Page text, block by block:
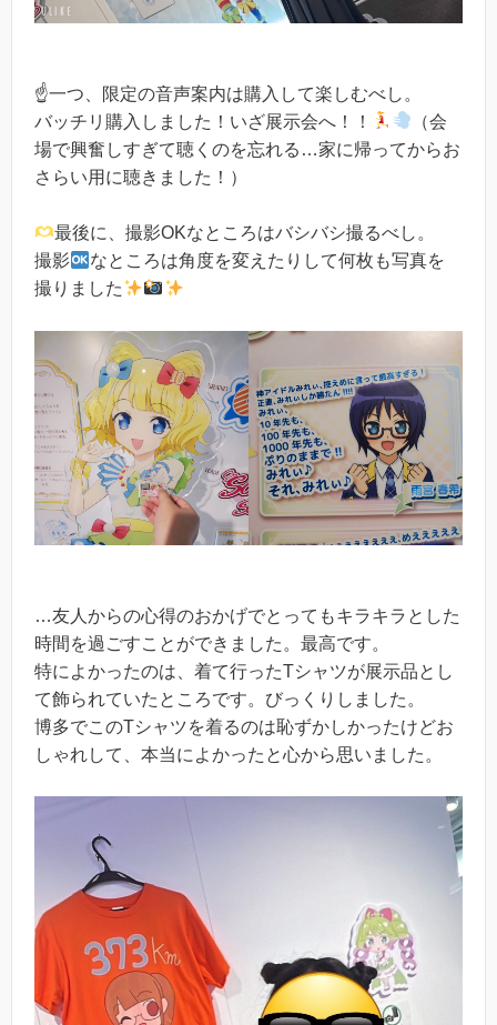
☝️一つ、限定の音声案内は購入して楽しむべし。
バッチリ購入しました！いざ展示会へ！！
（会
場で興奮しすぎて聴くのを忘れる…家に帰ってからお
さらい用に聴きました！）
最後に、撮影OKなところはバシバシ撮るべし。
撮影
なところは角度を変えたりして何枚も写真を
撮りました
…友人からの心得のおかげでとってもキラキラとした
時間を過ごすことができました。最高です。
特によかったのは、着て行ったTシャツが展示品とし
て飾られていたところです。びっくりしました。
博多でこのTシャツを着るのは恥ずかしかったけどお
しゃれして、本当によかったと心から思いました。